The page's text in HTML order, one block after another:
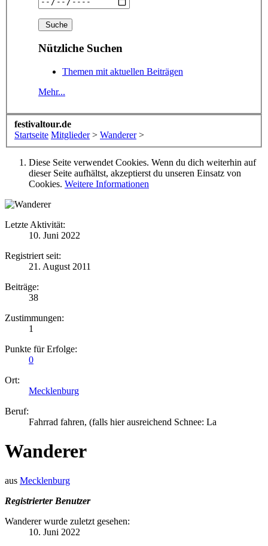
Nützliche Suchen
Themen mit aktuellen Beiträgen
Mehr...
festivaltour.de
Startseite Mitglieder > Wanderer >
Diese Seite verwendet Cookies. Wenn du dich weiterhin auf
dieser Seite aufhältst, akzeptierst du unseren Einsatz von
Cookies. Weitere Informationen
Letzte Aktivität:
10. Juni 2022
Registriert seit:
21. August 2011
Beiträge:
38
Zustimmungen:
1
Punkte für Erfolge:
0
Ort:
Mecklenburg
Beruf:
Fahrrad fahren, (falls hier ausreichend Schnee: La
Wanderer
aus Mecklenburg
Registrierter Benutzer
Wanderer wurde zuletzt gesehen:
10. Juni 2022